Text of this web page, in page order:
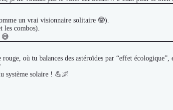
un vrai visionnaire solitaire 🤓).
les combos).
😅
rouge, où tu balances des astéroïdes par “effet
système solaire ! 💪🌌